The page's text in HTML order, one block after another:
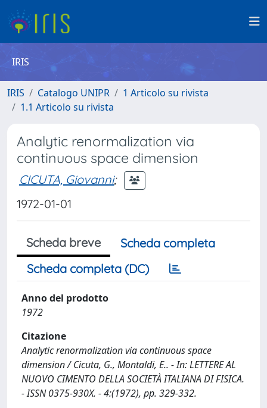
IRIS
IRIS Catalogo UNIPR
1 Articolo su rivista
1.1 Articolo su rivista
Analytic renormalization via
continuous space dimension
CICUTA, Giovanni;
1972-01-01
Scheda breve
Scheda completa
Scheda completa (DC)
Anno del prodotto
1972
Citazione
Analytic renormalization via continuous space
dimension / Cicuta, G., Montaldi, E.. - In: LETTERE AL
NUOVO CIMENTO DELLA SOCIETÀ ITALIANA DI FISICA.
- ISSN 0375-930X. - 4:(1972), pp. 329-332.